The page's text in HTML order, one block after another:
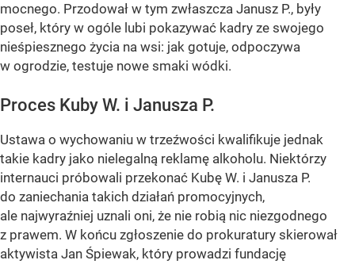
mocnego. Przodował w tym zwłaszcza Janusz P., były
poseł, który w ogóle lubi pokazywać kadry ze swojego
nieśpiesznego życia na wsi: jak gotuje, odpoczywa
w ogrodzie, testuje nowe smaki wódki.
Proces Kuby W. i Janusza P.
Ustawa o wychowaniu w trzeźwości kwalifikuje jednak
takie kadry jako nielegalną reklamę alkoholu. Niektórzy
internauci próbowali przekonać Kubę W. i Janusza P.
do zaniechania takich działań promocyjnych,
ale najwyraźniej uznali oni, że nie robią nic niezgodnego
z prawem. W końcu zgłoszenie do prokuratury skierował
aktywista Jan Śpiewak, który prowadzi fundację